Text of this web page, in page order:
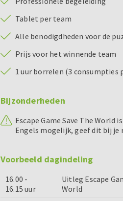
Tablet per team
Alle benodigdheden voor de
Prijs voor het winnende team
1 uur borrelen (3 consumpties
Bijzonderheden
Escape Game Save The World
Engels mogelijk, geef dit bij je
Voorbeeld dagindeling
16.00 -
16.15 uur
Uitleg Escape
World